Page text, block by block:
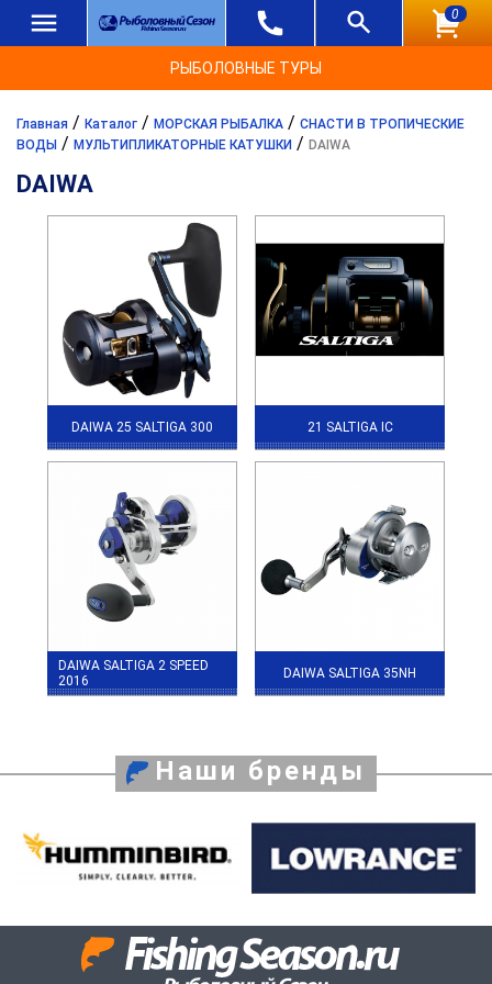
0
РЫБОЛОВНЫЕ ТУРЫ
Главная / Каталог / МОРСКАЯ РЫБАЛКА / СНАСТИ В ТРОПИЧЕСКИЕ
ВОДЫ / МУЛЬТИПЛИКАТОРНЫЕ КАТУШКИ / DAIWA
DAIWA
DAIWA 25 SALTIGA 300 21 SALTIGA IC
DAIWA SALTIGA 2 SPEED
2016
DAIWA SALTIGA 35NH
Наши бренды